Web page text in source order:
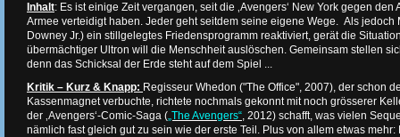
Inhalt: Es ist einige Zeit vergangen, seit die ‚Avengers‘ New York gegen
Armee verteidigt haben. Jeder geht seitdem seine eigene Wege. Als jedoch
Downey Jr.) ein stillgelegtes Friedensprogramm reaktiviert, gerät die
übermächtiger Ultron will die Menschheit auslöschen. Gemeinsam stellen
denn das Schicksal der Erde steht auf dem Spiel ...
Kritik – Kurz & Knapp: Regisseur Whedon ("The Office", 2007), der schon
Kassenmagnet verbuchte, richtete nochmals gekonnt mit noch grösserer
der ‚Avengers‘-Comic-Saga („The Avengers“, 2012) schafft, was vielen
nämlich fast gleich gut zu sein wie der erste Teil. Plus von allem etwas